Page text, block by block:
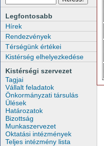
Legfontosabb
Hírek
Rendezvények
Térségünk értékei
Kistérség elhelyezkedése
Kistérségi szervezet
Tagjai
Vállalt feladatok
Önkormányzati társulás
Ülések
Határozatok
Bizottság
Munkaszervezet
Oktatási intézmények
Teljes intézmény lista